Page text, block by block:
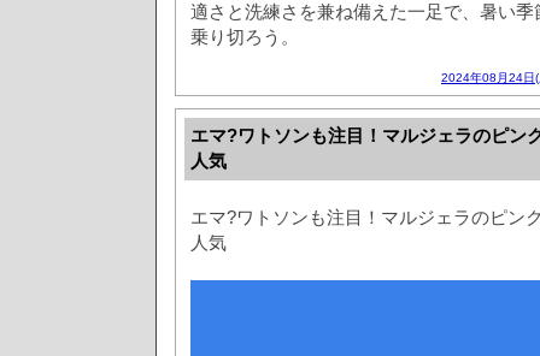
適さと洗練さを兼ね備えた一足で、暑い
乗り切ろう。
2024年08月24日
エマ?ワトソンも注目！マルジェラのピン
人気
エマ?ワトソンも注目！マルジェラのピン
人気